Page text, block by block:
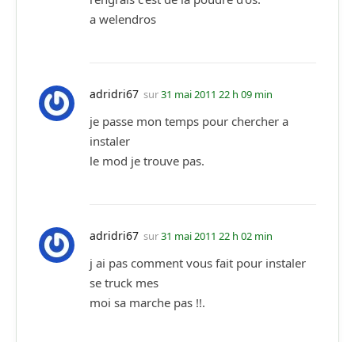
a welendros
adridri67 sur31 mai 2011 22 h 09 min
je passe mon temps pour chercher a
instaler
le mod je trouve pas.
adridri67 sur31 mai 2011 22 h 02 min
j ai pas comment vous fait pour instaler
se truck mes
moi sa marche pas !!.